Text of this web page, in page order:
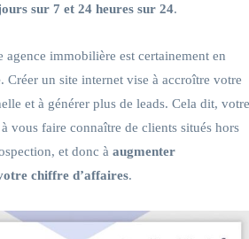
sur 7 et 24 heures sur 24.
agence immobilière est certainement en
. Créer un site internet vise à accroître votre
et à générer plus de leads. Cela dit, votre
vous faire connaître de clients situés hors
et donc à augmenter
chiffre d’affaires.